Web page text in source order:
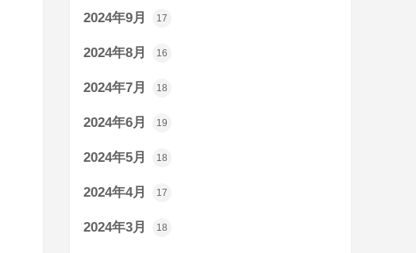
2024年9月 17
2024年8月 16
2024年7月 18
2024年6月 19
2024年5月 18
2024年4月 17
2024年3月 18